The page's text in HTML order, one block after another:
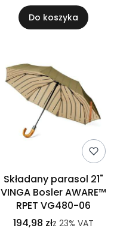
Do koszyka
Składany parasol 21"
VINGA Bosler AWARE™
RPET VG480-06
194,98 złz 23% VAT